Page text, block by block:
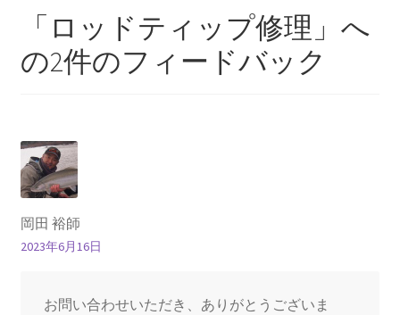
ビ
ー
ョ
ン
「 ロッドティップ修理 」へ
の2件のフィードバック
岡田 裕師
2023年6月16日
お問い合わせいただき、ありがとうございま